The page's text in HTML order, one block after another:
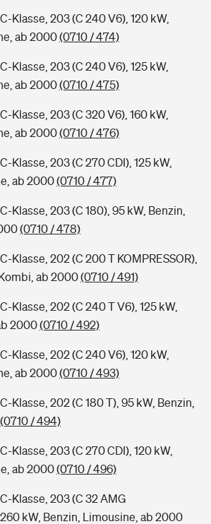
Klasse, 203 (C 240 V6), 120 kW,
ab 2000(0710 / 474)
Klasse, 203 (C 240 V6), 125 kW,
ab 2000(0710 / 475)
Klasse, 203 (C 320 V6), 160 kW,
ab 2000(0710 / 476)
Klasse, 203 (C 270 CDI), 125 kW,
ab 2000(0710 / 477)
Klasse, 203 (C 180), 95 kW, Benzin,
(0710 / 478)
Klasse, 202 (C 200 T KOMPRESSOR),
ab 2000(0710 / 491)
Klasse, 202 (C 240 T V6), 125 kW,
2000(0710 / 492)
Klasse, 202 (C 240 V6), 120 kW,
ab 2000(0710 / 493)
Klasse, 202 (C 180 T), 95 kW, Benzin,
(0710 / 494)
Klasse, 203 (C 270 CDI), 120 kW,
ab 2000(0710 / 496)
Klasse, 203 (C 32 AMG
260 kW, Benzin, Limousine, ab 2000